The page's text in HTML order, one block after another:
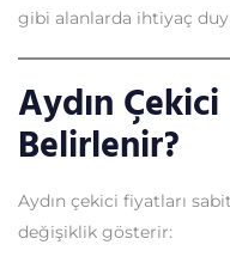
gibi alanlarda ihtiyaç
Aydın Çekici
Belirlenir?
Aydın çekici fiyatları
değişiklik gösterir: